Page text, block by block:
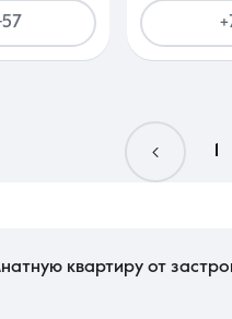
1
квартиру от